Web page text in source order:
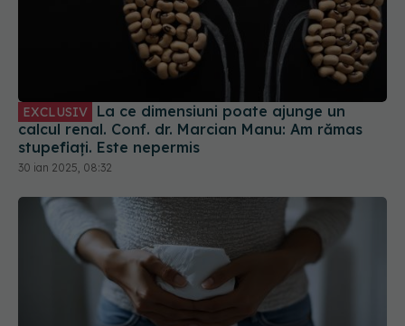
calcul renal. Conf. dr. Marcian Manu: Am rămas
stupefiați. Este nepermis
30 ian 2025, 08:32